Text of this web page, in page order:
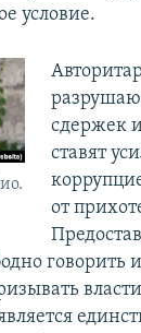
условие.
сдержек
ставят
от
говорить